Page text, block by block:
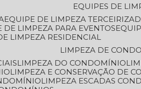
EQUIPES DE
EQUIPE DE LIMPEZA
DE LIMPEZA PARA EVENTOS
LIMPEZA RESIDENCIAL
LIMPEZA DE
LIMPEZA DO CONDOMÍNIO
LIMPEZA E CONSERVAÇÃO DE
LIMPEZA ESCADAS